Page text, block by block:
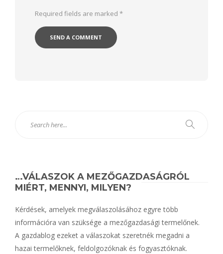
Required fields are marked *
…VÁLASZOK A MEZŐGAZDASÁGRÓL
MIÉRT, MENNYI, MILYEN?
Kérdések, amelyek megválaszolásához egyre több
információra van szüksége a mezőgazdasági termelőnek.
A gazdablog ezeket a válaszokat szeretnék megadni a
hazai termelőknek, feldolgozóknak és fogyasztóknak.